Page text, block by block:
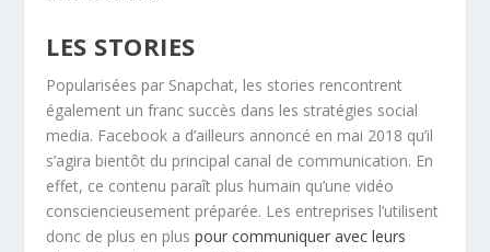
LES STORIES
Popularisées par Snapchat, les stories rencontrent
également un franc succès dans les stratégies social
media. Facebook a d’ailleurs annoncé en mai 2018 qu’il
s’agira bientôt du principal canal de communication. En
effet, ce contenu paraît plus humain qu’une vidéo
consciencieusement préparée. Les entreprises l’utilisent
donc de plus en pluspour communiquer avec leurs